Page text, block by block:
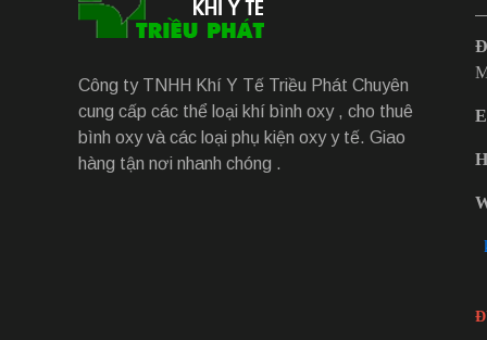
Công ty TNHH Khí Y Tế Triều Phát Chuyên
cung cấp các thể loại khí bình oxy , cho thuê
bình oxy và các loại phụ kiện oxy y tế. Giao
hàng tận nơi nhanh chóng .